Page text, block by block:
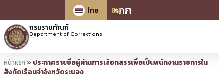
กกก
ไทย
EN
กรมราชทัณฑ์
Department of Corrections
หน้าแรก » ประกาศรายชื่อผู้ผ่านการเลือกสรรเพื่อเป็นพนักงานราชการใน
สังกัดเรือนจำจังหวัดระนอง